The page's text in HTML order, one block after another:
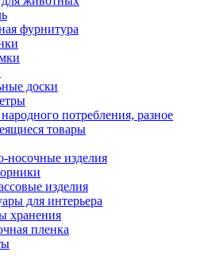
фурнитура
доски
потребления, разное
товары
носочные изделия
изделия
для интерьера
хранения
пленка